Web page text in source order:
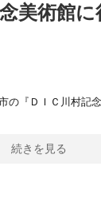
美術館に
の『ＤＩＣ川村記
続きを見る